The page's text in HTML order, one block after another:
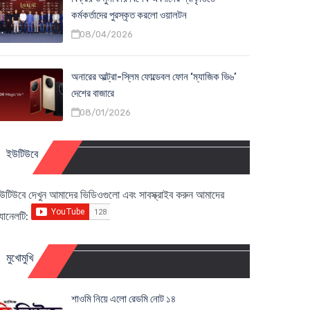
কর্মকর্তাদের পুরস্কৃত করলো ওয়ালটন
08/04/2026
অনারের আল্ট্রা-স্লিম ফোল্ডেবল ফোন ‘ম্যাজিক ভি৬’
দেশের বাজারে
08/01/2026
ইউটিউবে
দেখুন আমাদের ভিডিওগুলো এবং সাবস্ক্রাইব করুন আমাদের
মুখোমুখি
শাওমি নিয়ে এলো রেডমি নোট ১৪